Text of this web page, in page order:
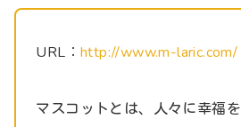
URL： http://www.m-laric.com/
マスコットとは、人々に幸福